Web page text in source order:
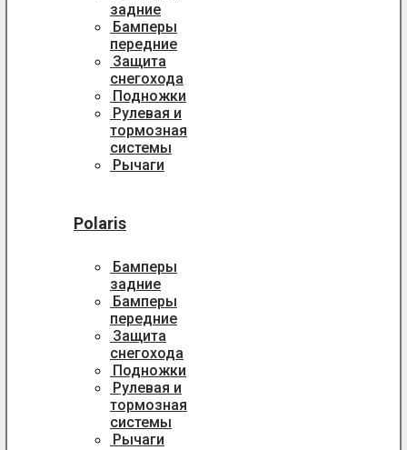
задние
Бамперы
передние
Защита
снегохода
Подножки
Рулевая и
тормозная
системы
Рычаги
Polaris
Бамперы
задние
Бамперы
передние
Защита
снегохода
Подножки
Рулевая и
тормозная
системы
Рычаги